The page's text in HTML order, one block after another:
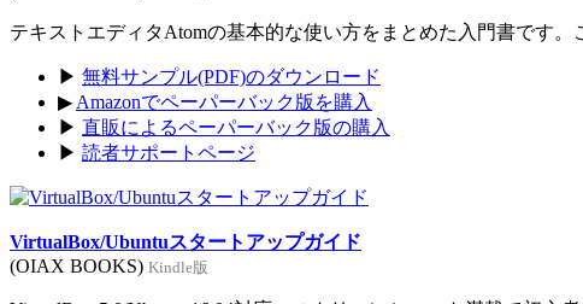
テキストエディタAtomの基本的な使い方をまとめた入門書です
▶ 無料サンプル(PDF)のダウンロード
▶ Amazonでペーパーバック版を購入
▶ 直販によるペーパーバック版の購入
▶ 読者サポートページ
VirtualBox/Ubuntuスタートアップガイド
(OIAX BOOKS) Kindle版